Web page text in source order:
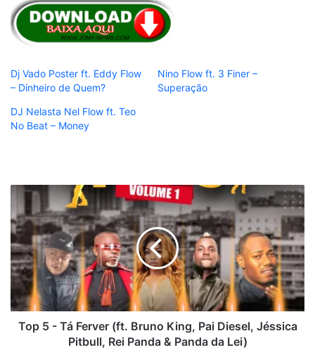
Dj Vado Poster ft. Eddy Flow
– Dinheiro de Quem?
Nino Flow ft. 3 Finer –
Superação
DJ Nelasta Nel Flow ft. Teo
No Beat – Money
Top
-
Tá
Ferver
(ft.
Bruno
King,
Pai
Diesel,
Top 5 - Tá Ferver (ft. Bruno King, Pai Diesel, Jéssica
Pitbull, Rei Panda & Panda da Lei)